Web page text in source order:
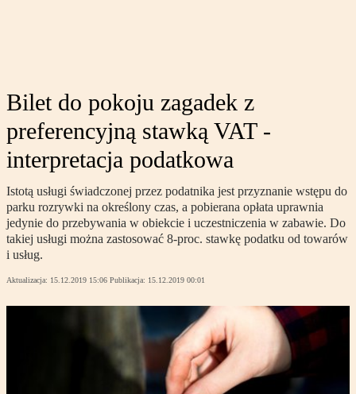
Bilet do pokoju zagadek z
preferencyjną stawką VAT -
interpretacja podatkowa
Istotą usługi świadczonej przez podatnika jest przyznanie wstępu do
parku rozrywki na określony czas, a pobierana opłata uprawnia
jedynie do przebywania w obiekcie i uczestniczenia w zabawie. Do
takiej usługi można zastosować 8-proc. stawkę podatku od towarów
i usług.
Aktualizacja: 15.12.2019 15:06 Publikacja: 15.12.2019 00:01